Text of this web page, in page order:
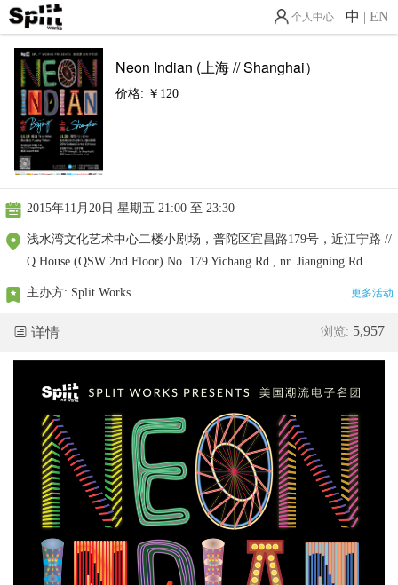
个人中心 中 | EN
Neon Indian (上海 // Shanghai）
价格: ￥120
2015年11月20日 星期五 21:00 至 23:30
浅水湾文化艺术中心二楼小剧场，普陀区宜昌路179号，近江宁路 //
Q House (QSW 2nd Floor) No. 179 Yichang Rd., nr. Jiangning Rd.
主办方: Split Works 更多活动
详情 浏览: 5,957